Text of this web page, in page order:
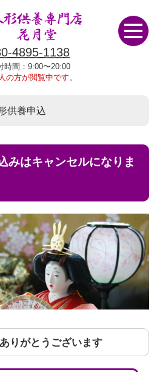
4895-1138
時間：9:00〜20:00
の方が閲覧中です。
供養申込
ありがとうございます